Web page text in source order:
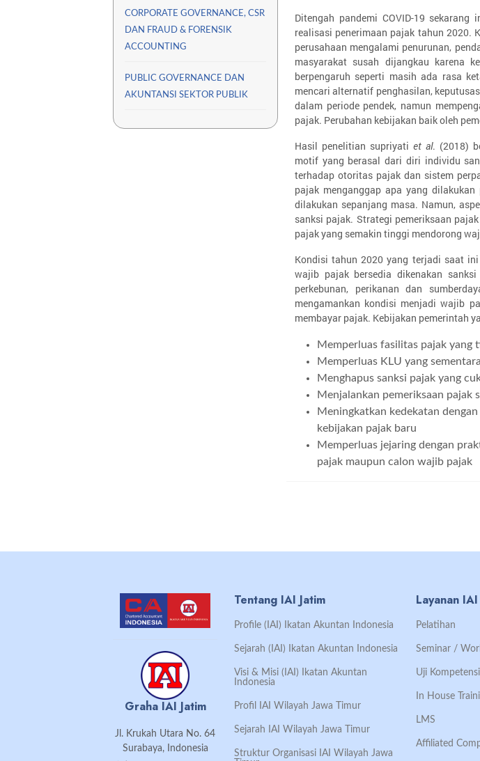
CORPORATE GOVERNANCE, CSR
DAN FRAUD & FORENSIK
ACCOUNTING
PUBLIC GOVERNANCE DAN
AKUNTANSI SEKTOR PUBLIK
Ditengah pandemi COVID-19
realisasi penerimaan pajak tahun 2020.
perusahaan mengalami penurunan,
masyarakat susah dijangkau karena
berpengaruh seperti masih ada rasa
mencari alternatif penghasilan,
dalam periode pendek, namun
pajak. Perubahan kebijakan baik oleh
Hasil penelitian supriyati et al. (2018)
motif yang berasal dari diri individu
terhadap otoritas pajak dan sistem
pajak menganggap apa yang
dilakukan sepanjang masa. Namun,
sanksi pajak. Strategi pemeriksaan
pajak yang semakin tinggi mendorong
Kondisi tahun 2020 yang terjadi saat
wajib pajak bersedia dikenakan
perkebunan, perikanan dan
mengamankan kondisi menjadi wajib
membayar pajak. Kebijakan pemerintah
Memperluas fasilitas pajak yang
Memperluas KLU yang
Menghapus sanksi pajak yang
Menjalankan pemeriksaan pajak
Meningkatkan kedekatan
kebijakan pajak baru
Memperluas jejaring dengan
pajak maupun calon wajib pajak
Graha IAI Jatim
Jl. Krukah Utara No. 64
Surabaya, Indonesia
Tentang IAI Jatim
Profile (IAI) Ikatan Akuntan Indonesia
Sejarah (IAI) Ikatan Akuntan Indonesia
Visi & Misi (IAI) Ikatan Akuntan
Indonesia
Profil IAI Wilayah Jawa Timur
Sejarah IAI Wilayah Jawa Timur
Struktur Organisasi IAI Wilayah Jawa
Layanan IAI
Pelatihan
Seminar /
Uji Kompetensi
In House
LMS
Affiliated